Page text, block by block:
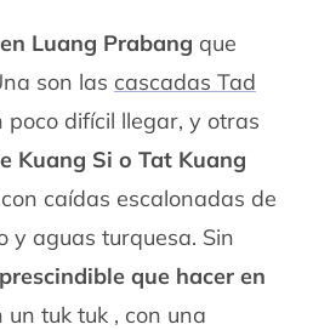
Luang Prabang que
son las cascadas Tad
poco difícil llegar, y otras
Kuang Si o Tat Kuang
caídas escalonadas de
y aguas turquesa. Sin
que hacer en
un tuk tuk , con una